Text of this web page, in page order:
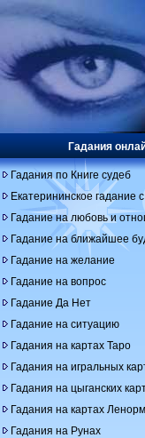
Гадания
Гадания по Книге судеб
Екатерининское гадание
Гадание на любовь и
Гадание на ближайшее
Гадание на желание
Гадание на вопрос
Гадание Да Нет
Гадание на ситуацию
Гадания на картах Таро
Гадания на игральных
Гадания на цыганских
Гадания на картах
Гадания на Рунах